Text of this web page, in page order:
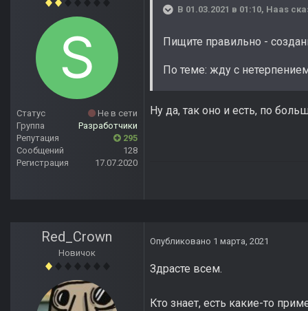
Статус
Не в сети
Группа
Разработчики
Репутация
295
Сообщений
128
Регистрация
17.07.2020
В 01.03.2021 в 01:10, Haas
Пищите правильно -
По теме: жду с
Ну да, так оно и есть, по
Red_Crown
Новичок
Опубликовано 1 марта, 2021
Здрасте всем.
Кто знает, есть какие-то